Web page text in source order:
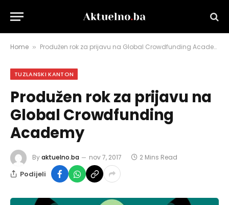
Home » Produžen rok za prijavu na Global Crowdfunding Academy
TUZLANSKI KANTON
Produžen rok za prijavu na
Global Crowdfunding
Academy
Byaktuelno.ba nov 7, 2017 2 Mins Read
Podijeli